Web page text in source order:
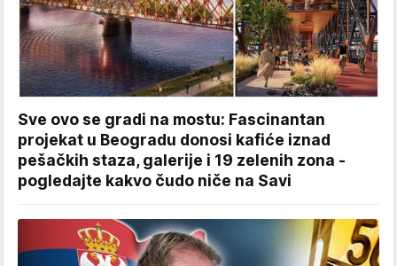
Sve ovo se gradi na mostu: Fascinantan
projekat u Beogradu donosi kafiće iznad
pešačkih staza, galerije i 19 zelenih zona -
pogledajte kakvo čudo niče na Savi